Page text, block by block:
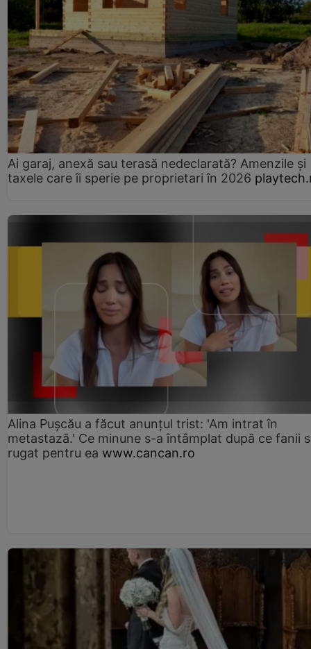
Ai garaj, anexă sau terasă nedeclarată? Amenzile și
taxele care îi sperie pe proprietari în 2026
Alina Pușcău a făcut anunțul trist: 'Am intrat în
metastază.' Ce minune s-a întâmplat după ce fanii
rugat pentru ea www.cancan.ro